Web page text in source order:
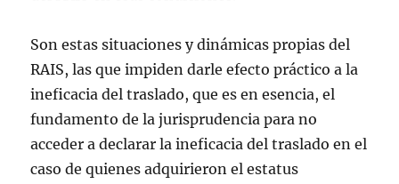
Son estas situaciones y dinámicas propias del
RAIS, las que impiden darle efecto práctico a la
ineficacia del traslado, que es en esencia, el
fundamento de la jurisprudencia para no
acceder a declarar la ineficacia del traslado en el
caso de quienes adquirieron el estatus